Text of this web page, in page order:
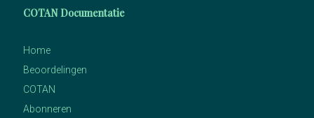
COTAN Documentatie
Home
Beoordelingen
COTAN
Abonneren